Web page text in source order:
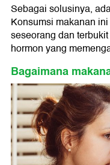
Sebagai solusinya,
Konsumsi makanan
seseorang dan
hormon yang
Bagaimana